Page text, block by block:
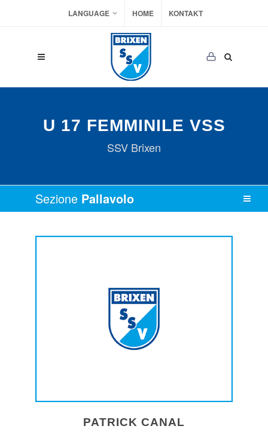
LANGUAGE HOME KONTAKT
U 17 FEMMINILE VSS
SSV Brixen
Sezione Pallavolo
PATRICK CANAL